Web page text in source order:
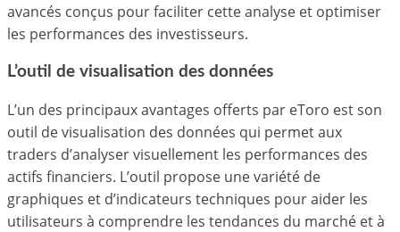
avancés conçus pour faciliter cette analyse et optimiser
les performances des investisseurs.
L’outil de visualisation des données
L’un des principaux avantages offerts par eToro est son
outil de visualisation des données qui permet aux
traders d’analyser visuellement les performances des
actifs financiers. L’outil propose une variété de
graphiques et d’indicateurs techniques pour aider les
utilisateurs à comprendre les tendances du marché et à